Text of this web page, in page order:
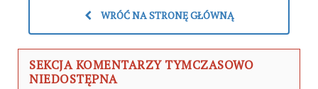
WRÓĆ NA STRONĘ GŁÓWNĄ
SEKCJA KOMENTARZY TYMCZASOWO
NIEDOSTĘPNA